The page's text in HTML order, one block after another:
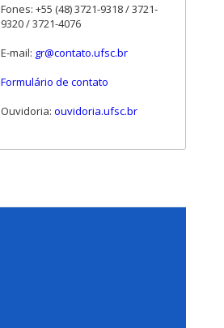
Fones: +55 (48) 3721-9318 / 3721-
9320 / 3721-4076
E-mail: gr@contato.ufsc.br
Formulário de contato
Ouvidoria: ouvidoria.ufsc.br